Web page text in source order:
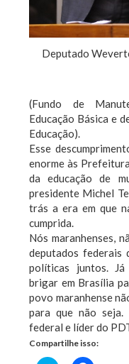
Deputado
(Fundo de
Educação Básica e
Educação).
Esse
enorme às
da educação de
presidente Michel
trás a era em que
cumprida.
Nós maranhenses,
deputados federais
políticas juntos. Já
brigar em Brasília
povo maranhense
para que não seja.
federal e líder do
Compartilhe isso: